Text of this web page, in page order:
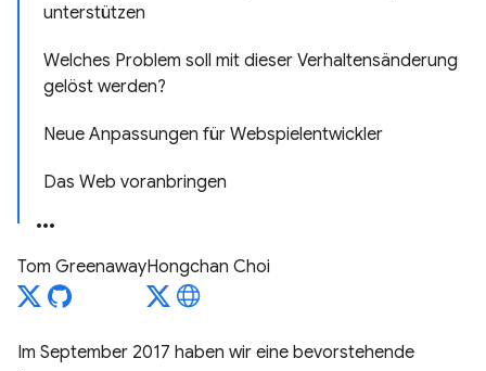
unterstützen
Welches Problem soll mit dieser Verhaltensänderung
gelöst werden?
Neue Anpassungen für Webspielentwickler
Das Web voranbringen
Tom GreenawayHongchan Choi
Im September 2017 haben wir eine bevorstehende